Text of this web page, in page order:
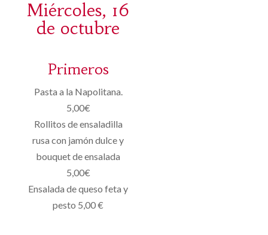
Miércoles, 16
de octubre
Primeros
Pasta a la Napolitana.
5,00€
Rollitos de ensaladilla
rusa con jamón dulce y
bouquet de ensalada
5,00€
Ensalada de queso feta y
pesto 5,00 €